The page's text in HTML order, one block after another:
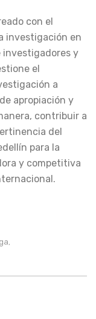
con el
investigación en
investigadores y
el
a
apropiación y
contribuir a
del
para la
y competitiva